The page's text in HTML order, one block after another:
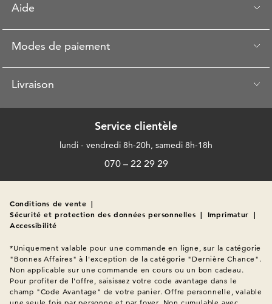
Aide
Modes de paiement
Livraison
Service clientèle
lundi - vendredi 8h-20h, samedi 8h-18h
070 – 22 29 29
Conditions de vente |
Sécurité et protection des données personnelles | Imprimatur |
Accessibilité
*Uniquement valable pour une commande en ligne, sur la catégorie
"Bonnes Affaires" à l'exception de la catégorie "Dernière Chance".
Non applicable sur une commande en cours ou un bon cadeau.
Pour profiter de l'offre, saisissez votre code avantage dans le
champ "Code Avantage" de votre panier. Offre personnelle, valable